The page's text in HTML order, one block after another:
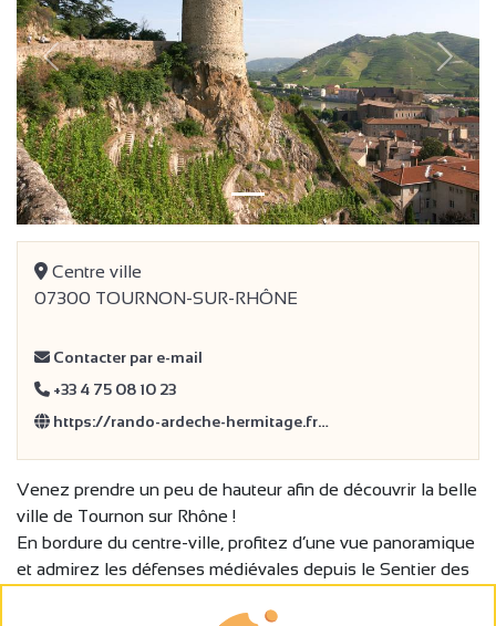
précédent
Centre ville
07300 TOURNON-SUR-RHÔNE
Contacter par e-mail
+33 4 75 08 10 23
https://rando-ardeche-hermitage.fr…
Venez prendre un peu de hauteur afin de découvrir la belle
ville de Tournon sur Rhône !
En bordure du centre-ville, profitez d’une vue panoramique
et admirez les défenses médiévales depuis le Sentier des